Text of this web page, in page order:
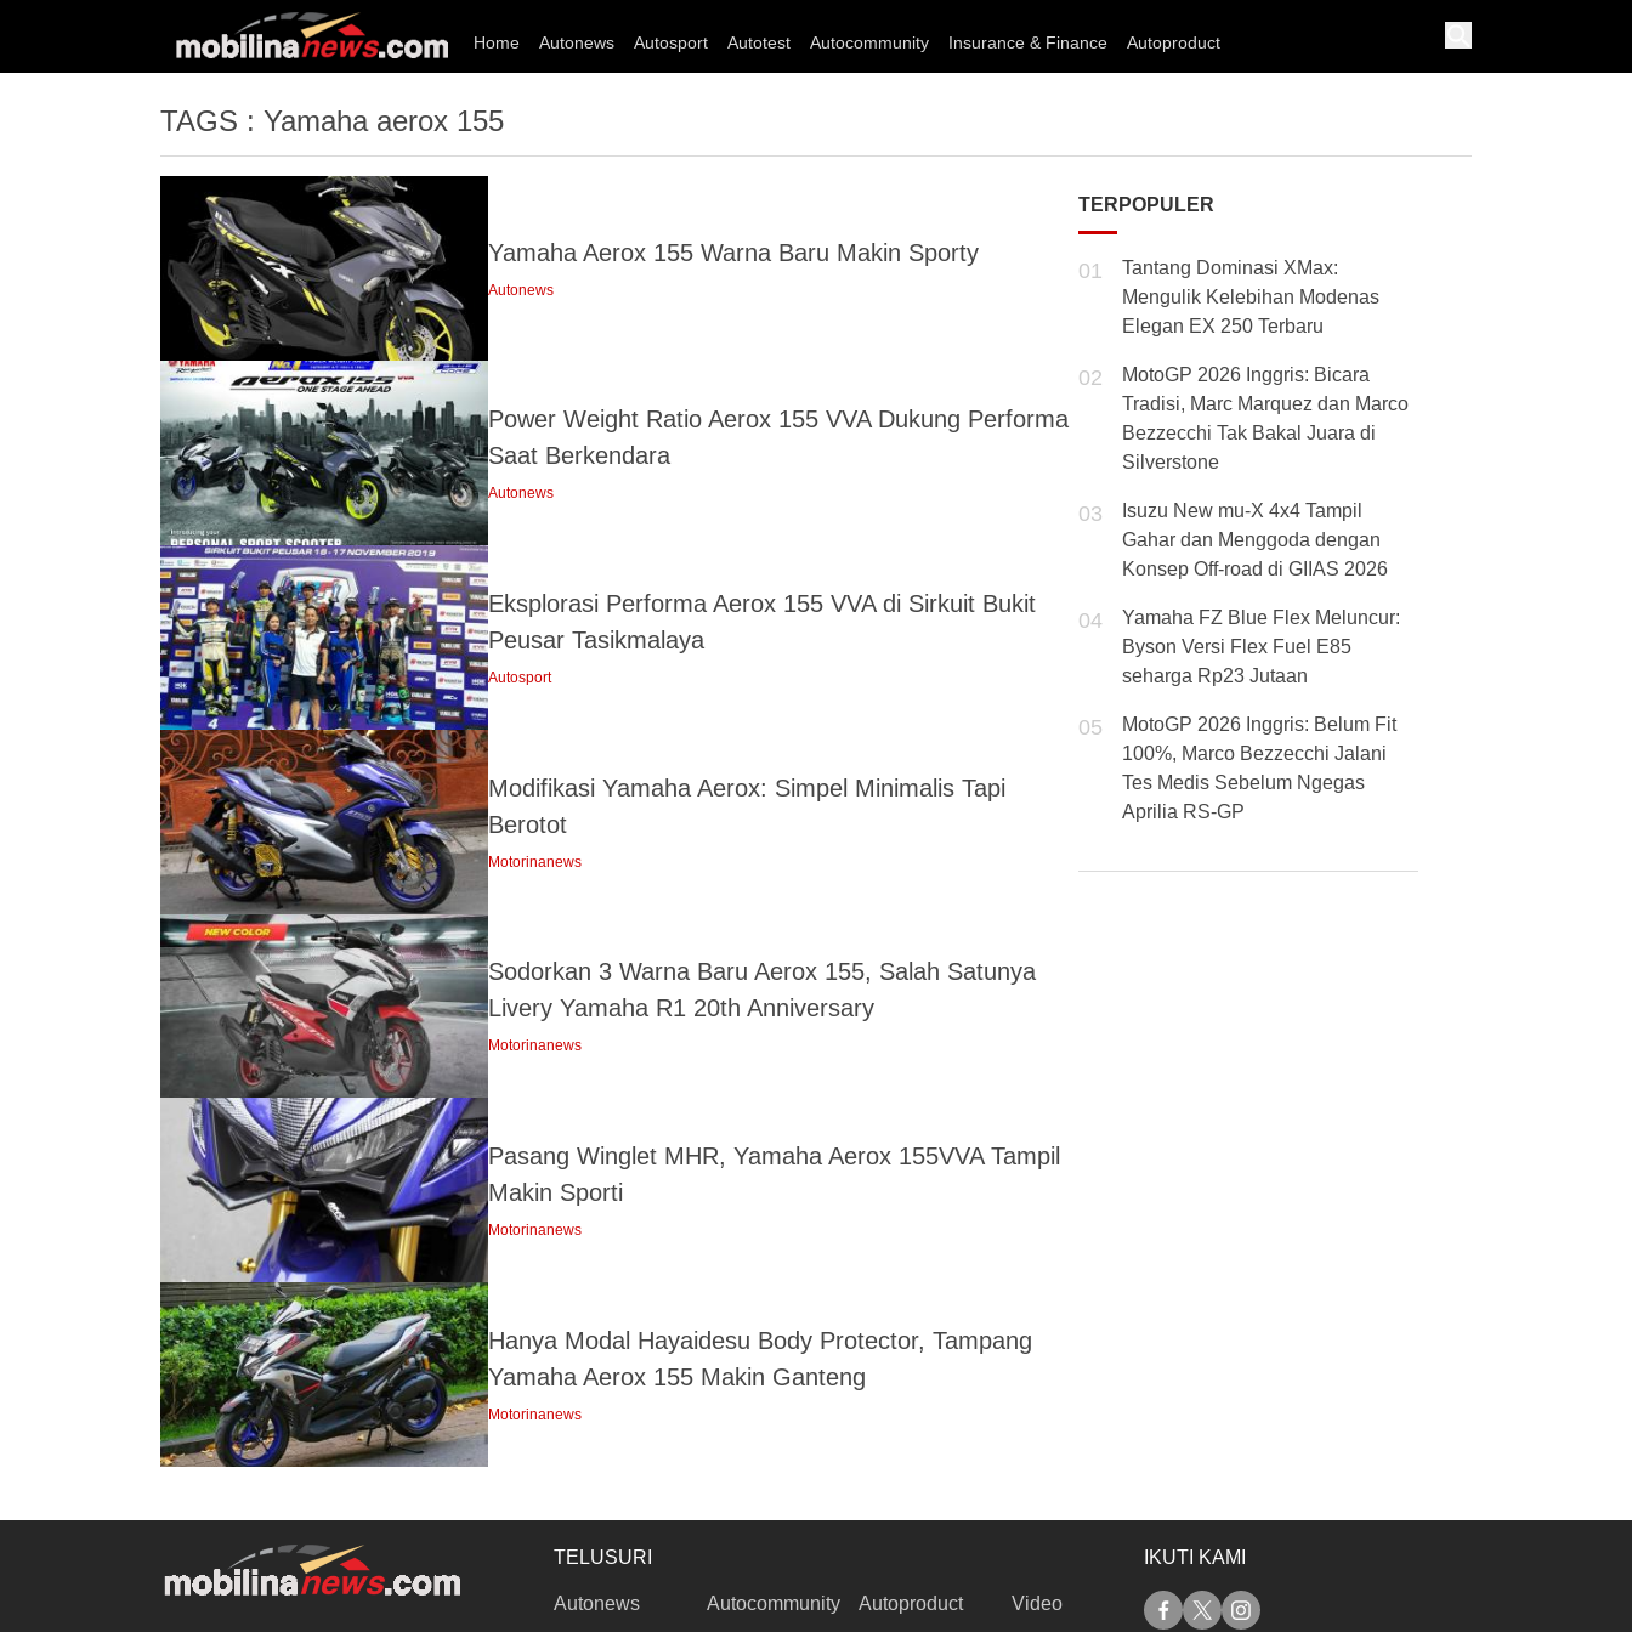
Home Autonews Autosport Autotest Autocommunity Insurance & Finance Autoproduct
TAGS : Yamaha aerox 155
Yamaha Aerox 155 Warna Baru Makin Sporty
Autonews
Power Weight Ratio Aerox 155 VVA Dukung Performa
Saat Berkendara
Autonews
Eksplorasi Performa Aerox 155 VVA di Sirkuit Bukit
Peusar Tasikmalaya
Autosport
Modifikasi Yamaha Aerox: Simpel Minimalis Tapi
Berotot
Motorinanews
Sodorkan 3 Warna Baru Aerox 155, Salah Satunya
Livery Yamaha R1 20th Anniversary
Motorinanews
Pasang Winglet MHR, Yamaha Aerox 155VVA Tampil
Makin Sporti
Motorinanews
Hanya Modal Hayaidesu Body Protector, Tampang
Yamaha Aerox 155 Makin Ganteng
Motorinanews
TERPOPULER
01
Tantang Dominasi XMax:
Mengulik Kelebihan Modenas
Elegan EX 250 Terbaru
02
MotoGP 2026 Inggris: Bicara
Tradisi, Marc Marquez dan Marco
Bezzecchi Tak Bakal Juara di
Silverstone
03
Isuzu New mu-X 4x4 Tampil
Gahar dan Menggoda dengan
Konsep Off-road di GIIAS 2026
04
Yamaha FZ Blue Flex Meluncur:
Byson Versi Flex Fuel E85
seharga Rp23 Jutaan
05
MotoGP 2026 Inggris: Belum Fit
100%, Marco Bezzecchi Jalani
Tes Medis Sebelum Ngegas
Aprilia RS-GP
TELUSURI
Autonews Autocommunity Autoproduct Video
IKUTI KAMI